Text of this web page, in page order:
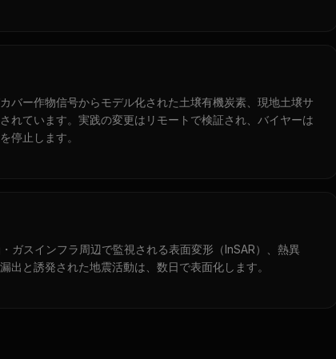
バー作物信号からモデル化された土壌有機炭素、現地土壌サ
れています。実践の変更はリモートで検証され、バイヤーは
停止します。
ガスインフラ周辺で監視される表面変形（InSAR）、熱異
出と誘発された地震活動は、数日で表面化します。